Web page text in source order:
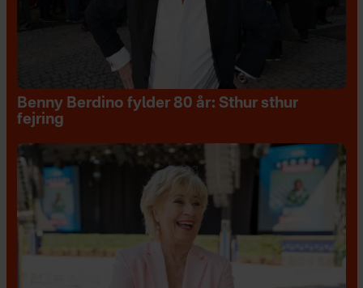
Benny Berdino fylder 80 år: Sthur sthur
fejring